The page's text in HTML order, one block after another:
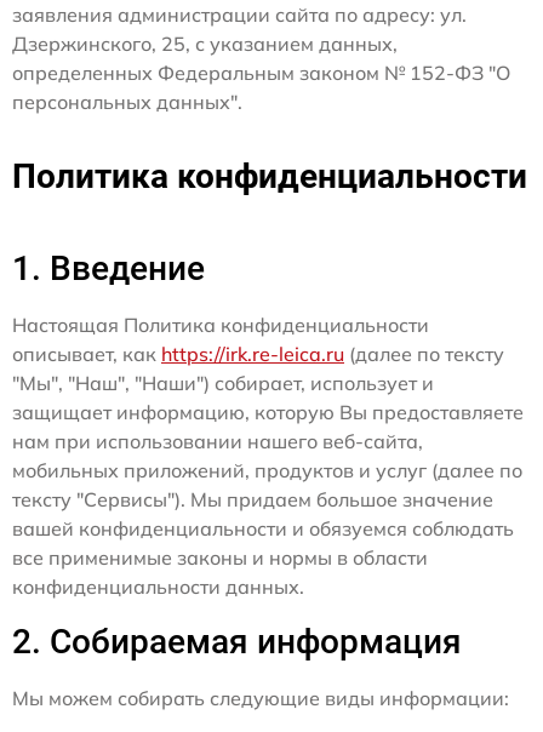
заявления администрации сайта по адресу: ул.
Дзержинского, 25, с указанием данных,
определенных Федеральным законом № 152-ФЗ "О
персональных данных".
Политика конфиденциальности
1. Введение
Настоящая Политика конфиденциальности
описывает, как https://irk.re-leica.ru (далее по тексту
"Мы", "Наш", "Наши") собирает, использует и
защищает информацию, которую Вы предоставляете
нам при использовании нашего веб-сайта,
мобильных приложений, продуктов и услуг (далее по
тексту "Сервисы"). Мы придаем большое значение
вашей конфиденциальности и обязуемся соблюдать
все применимые законы и нормы в области
конфиденциальности данных.
2. Собираемая информация
Мы можем собирать следующие виды информации: